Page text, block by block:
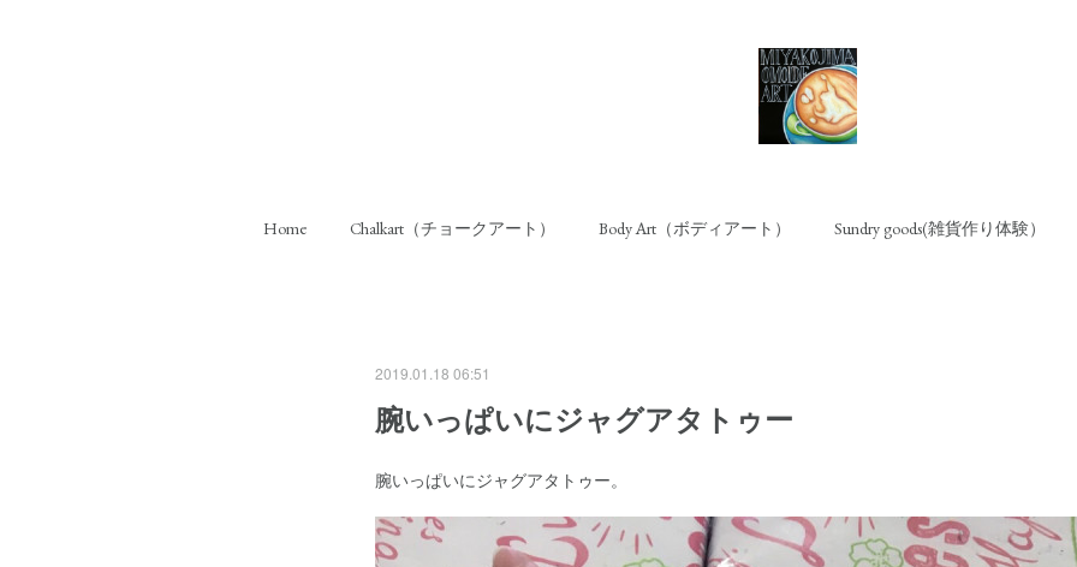
Home Chalkart（チョークアート） Body Art（ボディアート） Sundry goods(雑貨作り体験）
2019.01.18 06:51
腕いっぱいにジャグアタトゥー
腕いっぱいにジャグアタトゥー。